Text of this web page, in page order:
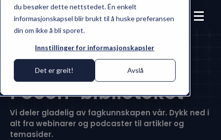
du besøker dette nettstedet. Én enkelt
informasjonskapsel blir brukt til å huske preferansen
din om ikke å bli sporet.
Innstillinger for informasjonskapsler
Det er greit! Avslå
Fusen-biblioteket
FUSen-biblioteket
Vi deler gladelig av fagkunnskapen vår. Dykk ned i
alt fra webinarer og podcaster til artikler og
temasider.